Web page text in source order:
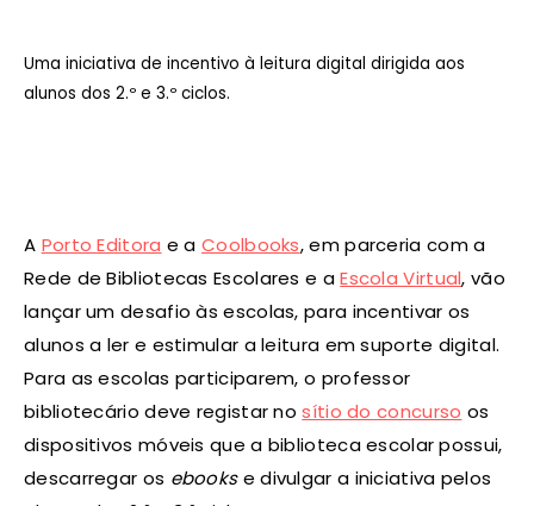
Uma iniciativa de incentivo à leitura digital dirigida aos
alunos dos 2.º e 3.º ciclos.
A Porto Editora e aCoolbooks, em parceria com a
Rede de Bibliotecas Escolares e aEscola Virtual, vão
lançar um desafio às escolas, para incentivar os
alunos a ler e estimular a leitura em suporte digital.
Para as escolas participarem, o professor
bibliotecário deve registar nosítio do concurso os
dispositivos móveis que a biblioteca escolar possui,
descarregar os ebookse divulgar a iniciativa pelos